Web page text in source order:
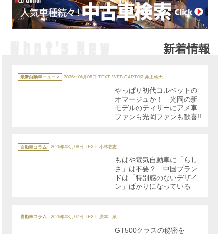
新着情報
カ
テ
ゴ
最新自動車ニュース 2026年08月08日 TEXT: WEB CARTOP 井上悠大
やっぱり初代コルベットの
オマージュか！ 光岡の新
モデルのティザーにアメ車
ファンも光岡ファンも歓喜!!
テ
ゴ
自動車コラム 2026年08月08日 TEXT: 小林敦志
もはや電気自動車に「らし
さ」は不要？ 中国ブラン
ドは「特別感のないデザイ
ン」ばかりになっている
テ
ゴ
自動車コラム 2026年08月07日 TEXT: 廣本 泉
GT500クラスの秘密を